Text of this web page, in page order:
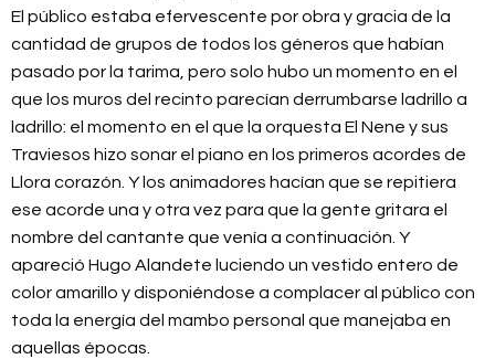
El público estaba efervescente por obra y gracia de la
cantidad de grupos de todos los géneros que habían
pasado por la tarima, pero solo hubo un momento en el
que los muros del recinto parecían derrumbarse ladrillo a
ladrillo: el momento en el que la orquesta El Nene y sus
Traviesos hizo sonar el piano en los primeros acordes de
Llora corazón. Y los animadores hacían que se repitiera
ese acorde una y otra vez para que la gente gritara el
nombre del cantante que venía a continuación. Y
apareció Hugo Alandete luciendo un vestido entero de
color amarillo y disponiéndose a complacer al público con
toda la energía del mambo personal que manejaba en
aquellas épocas.